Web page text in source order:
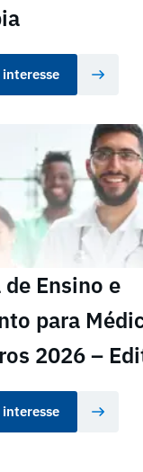
interesse
Ensino e
para
2026 –
interesse